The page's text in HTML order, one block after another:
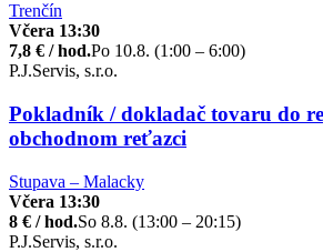
Trenčín
Včera 13:30
7,8 € / hod.Po 10.8. (1:00 – 6:00)
P.J.Servis, s.r.o.
Pokladník / dokladač tovaru do
obchodnom reťazci
Stupava – Malacky
Včera 13:30
8 € / hod.So 8.8. (13:00 – 20:15)
P.J.Servis, s.r.o.